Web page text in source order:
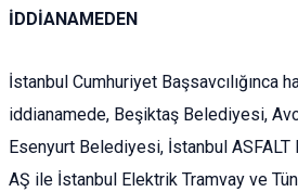
İDDİANAMEDEN
İstanbul Cumhuriyet Başsavcılığınca
iddianamede, Beşiktaş Belediyesi,
Esenyurt Belediyesi, İstanbul ASFALT
AŞ ile İstanbul Elektrik Tramvay ve